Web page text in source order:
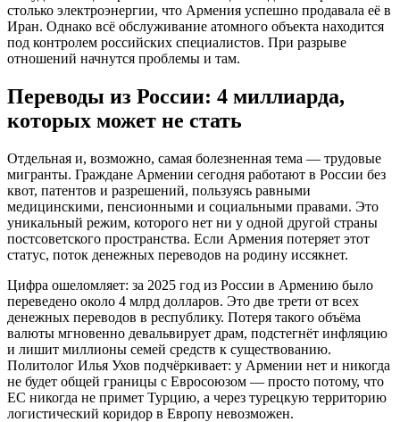
столько электроэнергии, что Армения успешно продавала её в
Иран. Однако всё обслуживание атомного объекта находится
под контролем российских специалистов. При разрыве
отношений начнутся проблемы и там.
Переводы из России: 4 миллиарда,
которых может не стать
Отдельная и, возможно, самая болезненная тема — трудовые
мигранты. Граждане Армении сегодня работают в России без
квот, патентов и разрешений, пользуясь равными
медицинскими, пенсионными и социальными правами. Это
уникальный режим, которого нет ни у одной другой страны
постсоветского пространства. Если Армения потеряет этот
статус, поток денежных переводов на родину иссякнет.
Цифра ошеломляет: за 2025 год из России в Армению было
переведено около 4 млрд долларов. Это две трети от всех
денежных переводов в республику. Потеря такого объёма
валюты мгновенно девальвирует драм, подстегнёт инфляцию
и лишит миллионы семей средств к существованию.
Политолог Илья Ухов подчёркивает: у Армении нет и никогда
не будет общей границы с Евросоюзом — просто потому, что
ЕС никогда не примет Турцию, а через турецкую территорию
логистический коридор в Европу невозможен.